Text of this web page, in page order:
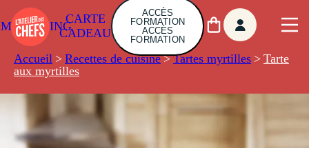
CARTE
CADEAU
ACCÈS
FORMATION
ACCÈS
FORMATION
Accueil > Recettes de cuisine > Tartes myrtilles > Tarte
aux myrtilles